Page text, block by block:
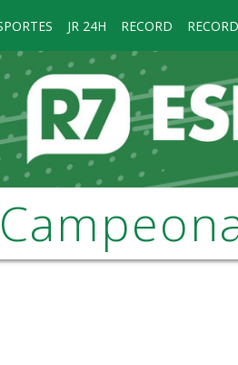
JR 24H RECORD